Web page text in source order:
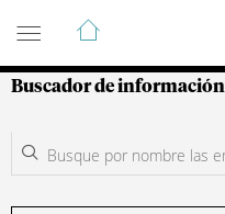
Guía de
Buscador de información